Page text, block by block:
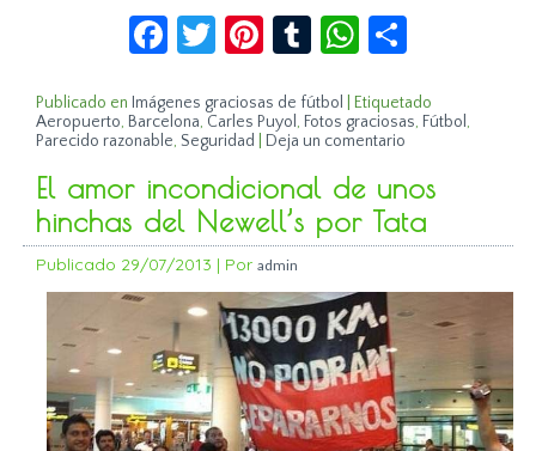
Facebook
Twitter
Pinterest
TumblrWhatsApp
Publicado en Imágenes graciosas de fútbol
Etiquetado
Aeropuerto, Barcelona, Carles Puyol, Fotos graciosas, Fútbol,
Parecido razonable, Seguridad Deja un comentario
El amor incondicional de unos
hinchas del Newell’s por Tata
Publicado 29/07/2013 | Por admin